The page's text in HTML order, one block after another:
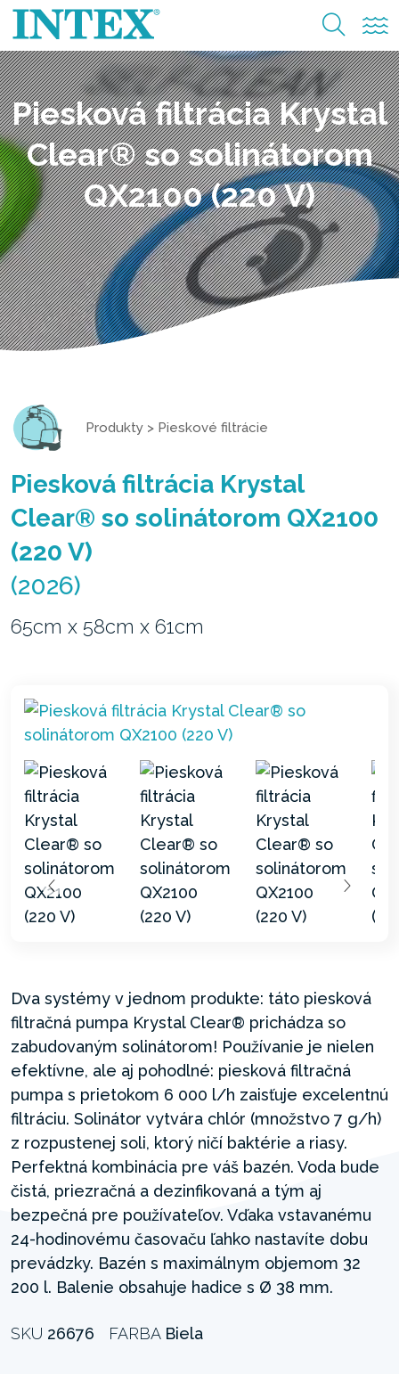
Piesková filtrácia Krystal
Clear® so solinátorom
QX2100 (220 V)
Produkty > Pieskové filtrácie
Piesková filtrácia Krystal
Clear® so solinátorom QX2100
(220 V)
(2026)
65cm x 58cm x 61cm
Dva systémy v jednom produkte: táto piesková
filtračná pumpa Krystal Clear® prichádza so
zabudovaným solinátorom! Používanie je nielen
efektívne, ale aj pohodlné: piesková filtračná
pumpa s prietokom 6 000 l/h zaisťuje excelentnú
filtráciu. Solinátor vytvára chlór (množstvo 7 g/h)
z rozpustenej soli, ktorý ničí baktérie a riasy.
Perfektná kombinácia pre váš bazén. Voda bude
čistá, priezračná a dezinfikovaná a tým aj
bezpečná pre používateľov. Vďaka vstavanému
24-hodinovému časovaču ľahko nastavíte dobu
prevádzky. Bazén s maximálnym objemom 32
200 l. Balenie obsahuje hadice s Ø 38 mm.
SKU 26676 FARBA Biela